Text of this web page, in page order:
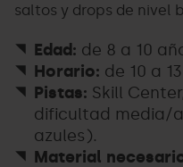
saltos y drops de nivel
Edad: de 8 a 10
Horario: de 10 a
Pistas: Skill
dificultad media/
azules).
Material